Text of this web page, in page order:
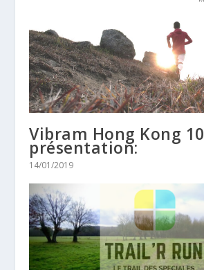
Vibram Hong Kong
présentation:
14/01/2019